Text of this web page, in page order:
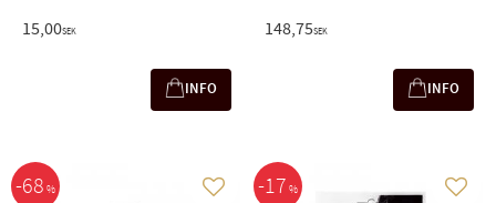
15,00SEK
INFO
148,75SEK
INFO
68 % Lägg till i favoriter
17 %